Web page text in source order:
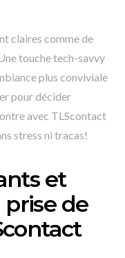
claires comme de
touche tech-savvy
plus conviviale
pour décider
avec TLScontact
stress ni tracas!
et
de